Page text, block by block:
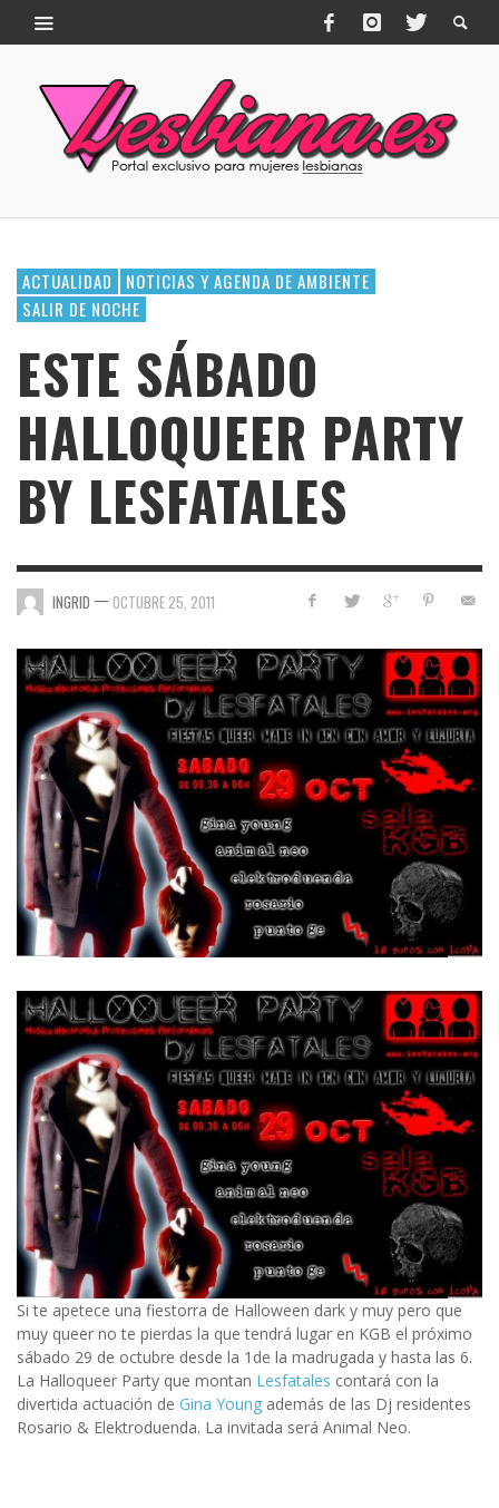
ACTUALIDAD
NOTICIAS Y AGENDA DE AMBIENTE
SALIR DE NOCHE
ESTE SÁBADO
HALLOQUEER PARTY
BY LESFATALES
INGRID — OCTUBRE 25, 2011
Si te apetece una fiestorra de Halloween dark y muy pero que
muy queer no te pierdas la que tendrá lugar en KGB el próximo
sábado 29 de octubre desde la 1de la madrugada y hasta las 6.
La Halloqueer Party que montan Lesfatales contará con la
divertida actuación de Gina Young además de las Dj residentes
Rosario & Elektroduenda. La invitada será Animal Neo.